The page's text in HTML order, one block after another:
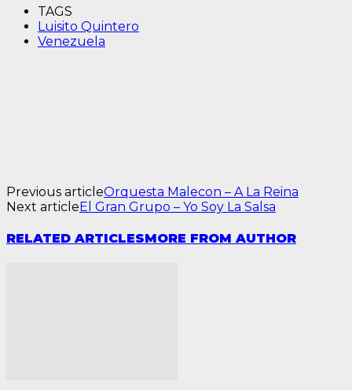
TAGS
Luisito Quintero
Venezuela
Previous articleOrquesta Malecon – A La Reina
Next articleEl Gran Grupo – Yo Soy La Salsa
RELATED ARTICLESMORE FROM AUTHOR